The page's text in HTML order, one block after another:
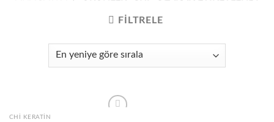
FILTRELE
CHI KERATIN